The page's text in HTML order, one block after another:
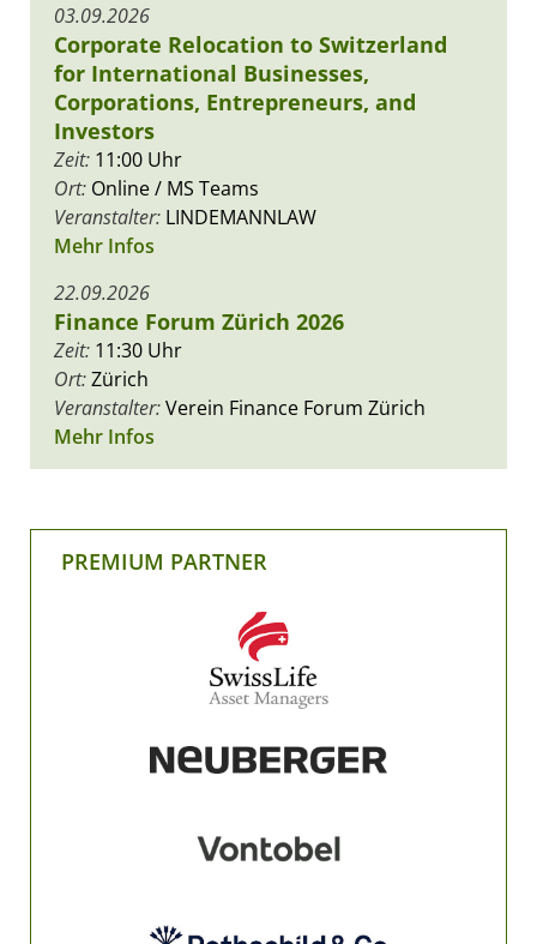
03.09.2026
Corporate Relocation to Switzerland
for International Businesses,
Corporations, Entrepreneurs, and
Investors
Zeit: 11:00 Uhr
Ort: Online / MS Teams
Veranstalter: LINDEMANNLAW
Mehr Infos
22.09.2026
Finance Forum Zürich 2026
Zeit: 11:30 Uhr
Ort:Zürich
Veranstalter:Verein Finance Forum Zürich
Mehr Infos
PREMIUM PARTNER